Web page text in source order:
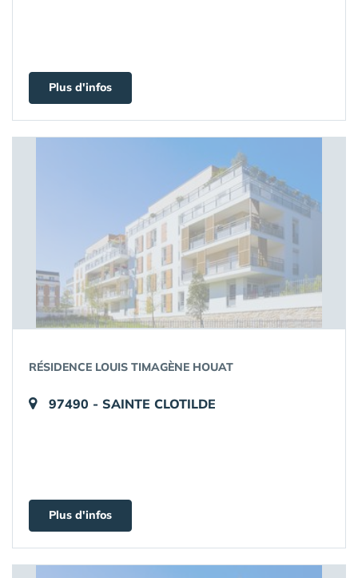
Plus d'infos
RÉSIDENCE LOUIS TIMAGÈNE HOUAT
97490 - SAINTE CLOTILDE
Plus d'infos